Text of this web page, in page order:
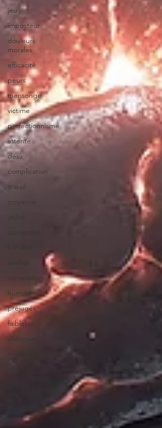
jeu
imposteur
douleurs
morales
efficacité
peurs
mensonge
victime
perfectionnisme
attente
désir
complication
travail
croyance
utilité
consolation
humour
préjugés
faiblesse
dialogue
manipulation
consolations